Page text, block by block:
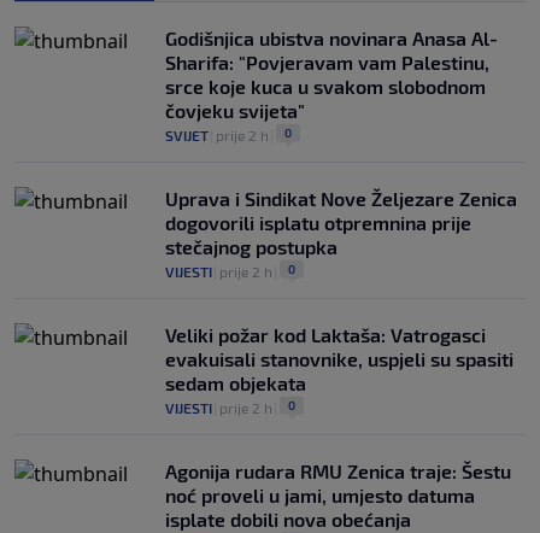
Godišnjica ubistva novinara Anasa Al-
Sharifa: "Povjeravam vam Palestinu,
srce koje kuca u svakom slobodnom
čovjeku svijeta"
SVIJET prije 2 h 0
Uprava i Sindikat Nove Željezare Zenica
dogovorili isplatu otpremnina prije
stečajnog postupka
VIJESTI prije 2 h 0
Veliki požar kod Laktaša: Vatrogasci
evakuisali stanovnike, uspjeli su spasiti
sedam objekata
VIJESTI prije 2 h 0
Agonija rudara RMU Zenica traje: Šestu
noć proveli u jami, umjesto datuma
isplate dobili nova obećanja